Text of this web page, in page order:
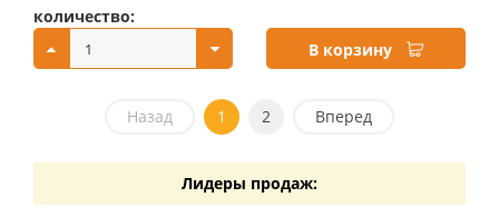
количество:
В корзину
Назад 1 2 Вперед
Лидеры продаж: